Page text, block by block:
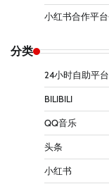
小红书合作平
分类
24小时自助平台
BILIBILI
QQ音乐
头条
小红书